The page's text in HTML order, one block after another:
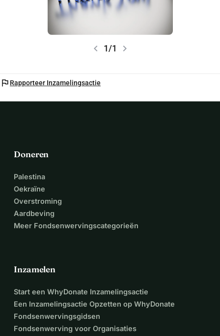
chevron_left 1/1 chevron_right
flag Rapporteer Inzamelingsactie
Doneren
Palestina
Oekraïne
Overstroming
Aardbeving
Meer Fondsenwervingscategorieën
Inzamelen
Start een WhyDonate Inzamelingsactie
Een Inzamelingsactie Opzetten op WhyDonate
Fondsenwervingsgidsen
Fondsenwerving voor Organisaties